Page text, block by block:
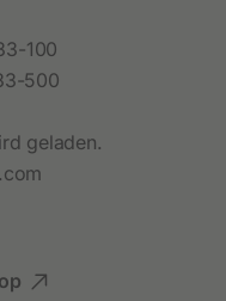
100
500
geladen.